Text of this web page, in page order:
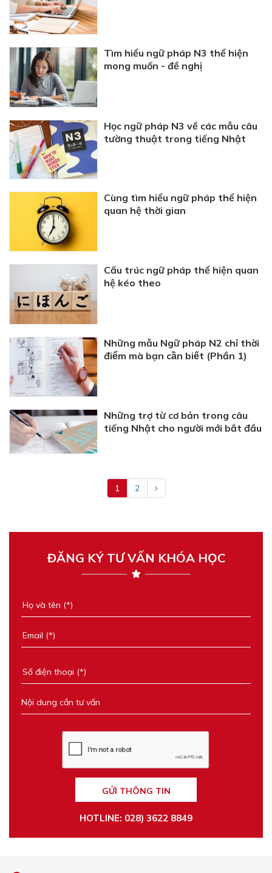
Tìm hiểu ngữ pháp N3 thể hiện
mong muốn - đề nghị
Học ngữ pháp N3 về các mẫu câu
tường thuật trong tiếng Nhật
Cùng tìm hiểu ngữ pháp thể hiện
quan hệ thời gian
Cấu trúc ngữ pháp thể hiện quan
hệ kéo theo
Những mẫu Ngữ pháp N2 chỉ thời
điểm mà bạn cần biết (Phần 1)
Những trợ từ cơ bản trong câu
tiếng Nhật cho người mới bắt đầu
1 2
ĐĂNG KÝ TƯ VẤN KHÓA HỌC
GỬI THÔNG TIN
HOTLINE: 028) 3622 8849